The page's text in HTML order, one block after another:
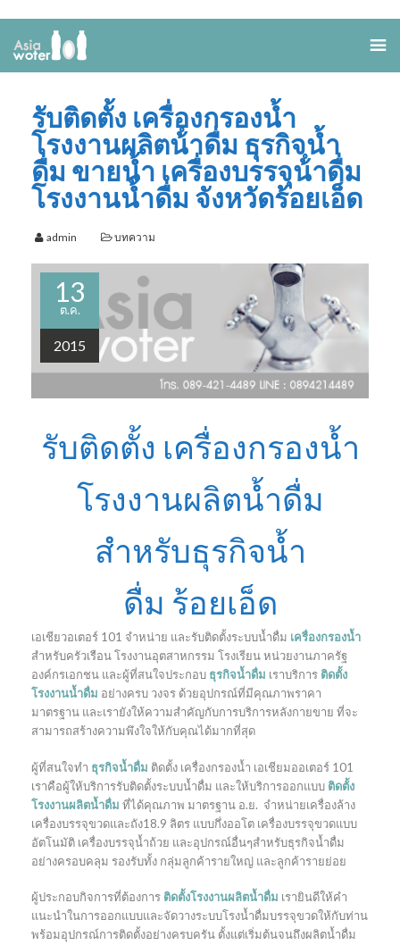
รับติดตั้ง เครื่องกรองน้ำ
โรงงานผลิตน้ําดื่ม ธุรกิจน้ำ
ดื่ม ขายน้ำ เครื่องบรรจุน้ําดื่ม
โรงงานน้ำดื่ม จังหวัดร้อยเอ็ด
admin บทความ
13
ต.ค.
2015
รับติดตั้ง เครื่องกรองน้ำ
โรงงานผลิตน้ำดื่ม
สำหรับธุรกิจน้ำ
ดื่ม ร้อยเอ็ด
เอเชียวอเตอร์ 101 จำหน่าย และรับติดตั้งระบบน้ำดื่ม เครื่องกรองน้ำ
สำหรับครัวเรือน โรงงานอุตสาหกรรม โรงเรียน หน่วยงานภาครัฐ
องค์กรเอกชน และผู้ที่สนใจประกอบ ธุรกิจน้ำดื่ม เราบริการ ติดตั้ง
โรงงานน้ำดื่ม อย่างครบ วงจร ด้วยอุปกรณ์ที่มีคุณภาพราคา
มาตรฐาน และเรายังให้ความสำคัญกับการบริการหลังกายขาย ที่จะ
สามารถสร้างความพึงใจให้กับคุณได้มากที่สุด
ผู้ที่สนใจทำ ธุรกิจน้ำดื่ม ติดตั้ง เครื่องกรองน้ำ เอเชียมออเตอร์ 101
เราคือผู้ให้บริการรับติดตั้งระบบน้ำดื่ม และให้บริการออกแบบ ติดตั้ง
โรงงานผลิตน้ำดื่ม ที่ได้คุณภาพ มาตรฐาน อ.ย. จำหน่ายเครื่องล้าง
เครื่องบรรจุขวดและถัง18.9 ลิตร แบบกึ่งออโต เครื่องบรรจุขวดแบบ
อัตโนมัติ เครื่องบรรจุน้ำถ้วย และอุปกรณ์อื่นๆสำหรับธุรกิจน้ำดื่ม
อย่างครอบคลุม รองรับทั้ง กลุ่มลูกค้ารายใหญ่ และลูกค้ารายย่อย
ผู้ประกอบกิจการที่ต้องการ ติดตั้งโรงงานผลิตน้ำดื่ม เรายินดีให้คำ
แนะนำในการออกแบบและจัดวางระบบโรงน้ำดื่มบรรจุขวดให้กับท่าน
พร้อมอุปกรณ์การติดตั้งอย่างครบครัน ตั้งแต่เริ่มต้นจนถึงผลิตน้ำดื่ม